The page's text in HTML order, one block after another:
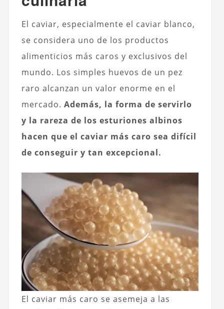
El caviar, especialmente el caviar blanco,
se considera uno de los productos
alimenticios más caros y exclusivos del
mundo. Los simples huevos de un pez
raro alcanzan un valor enorme en el
mercado. Además, la forma de servirlo
y la rareza de los esturiones albinos
hacen que el caviar más caro sea difícil
de conseguir y tan excepcional.
El caviar más caro se asemeja a las